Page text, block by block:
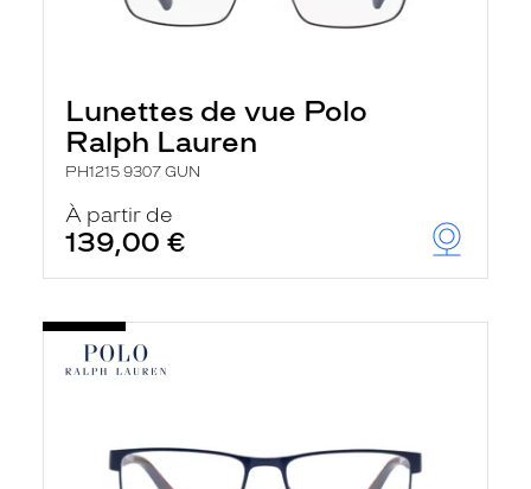
Lunettes de vue Polo
Ralph Lauren
PH1215 9307 GUN
À partir de
139,00 €